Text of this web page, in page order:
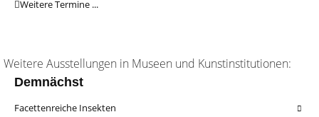
Weitere Termine ...
Weitere Ausstellungen in Museen und Kunstinstitutionen:
Demnächst
Facettenreiche Insekten